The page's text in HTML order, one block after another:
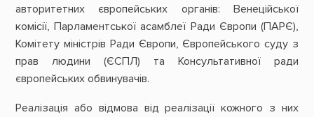
авторитетних європейських органів: Венеційської
комісії, Парламентської асамблеї Ради Європи (ПАРЄ),
Комітету міністрів Ради Європи, Європейського суду з
прав людини (ЄСПЛ) та Консультативної ради
європейських обвинувачів.
Реалізація або відмова від реалізації кожного з них